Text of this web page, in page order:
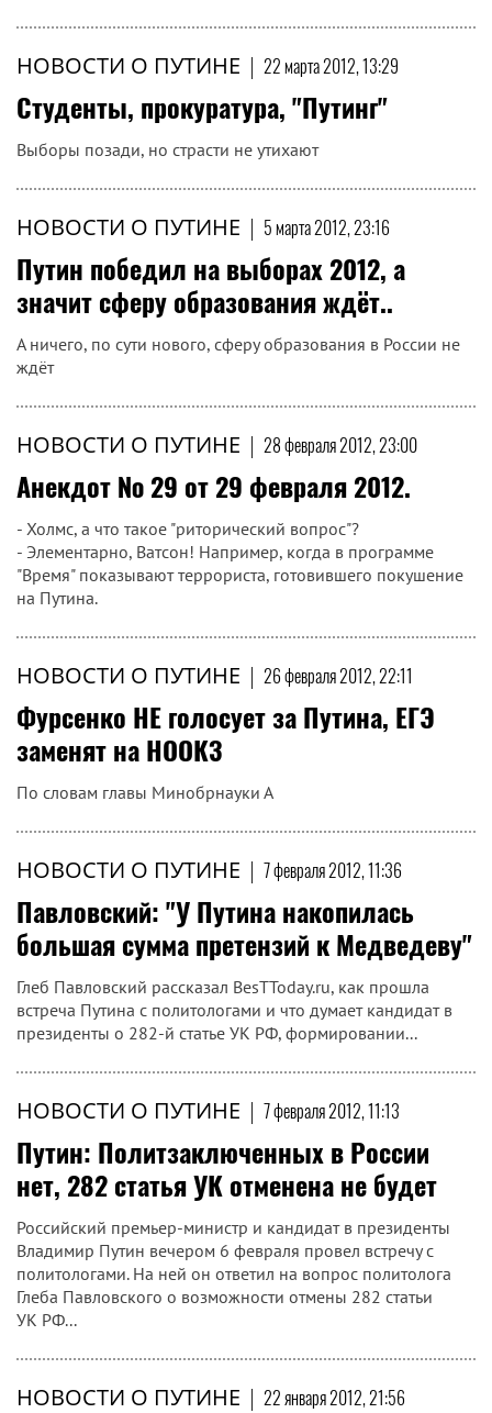
НОВОСТИ О ПУТИНЕ | 22 марта 2012, 13:29
Студенты, прокуратура, "Путинг"
Выборы позади, но страсти не утихают
НОВОСТИ О ПУТИНЕ | 5 марта 2012, 23:16
Путин победил на выборах 2012, а
значит сферу образования ждёт..
А ничего, по сути нового, сферу образования в России не
ждёт
НОВОСТИ О ПУТИНЕ | 28 февраля 2012, 23:00
Анекдот № 29 от 29 февраля 2012.
- Холмс, а что такое "риторический вопрос"?
- Элементарно, Ватсон! Например, когда в программе
"Время" показывают террориста, готовившего покушение
на Путина.
НОВОСТИ О ПУТИНЕ | 26 февраля 2012, 22:11
Фурсенко НЕ голосует за Путина, ЕГЭ
заменят на НООКЗ
По словам главы Минобрнауки А
НОВОСТИ О ПУТИНЕ | 7 февраля 2012, 11:36
Павловский: "У Путина накопилась
большая сумма претензий к Медведеву"
Глеб Павловский рассказал BesTToday.ru, как прошла
встреча Путина с политологами и что думает кандидат в
президенты о 282-й статье УК РФ, формировании...
НОВОСТИ О ПУТИНЕ | 7 февраля 2012, 11:13
Путин: Политзаключенных в России
нет, 282 статья УК отменена не будет
Российский премьер-министр и кандидат в президенты
Владимир Путин вечером 6 февраля провел встречу с
политологами. На ней он ответил на вопрос политолога
Глеба Павловского о возможности отмены 282 статьи
УК РФ...
НОВОСТИ О ПУТИНЕ | 22 января 2012, 21:56